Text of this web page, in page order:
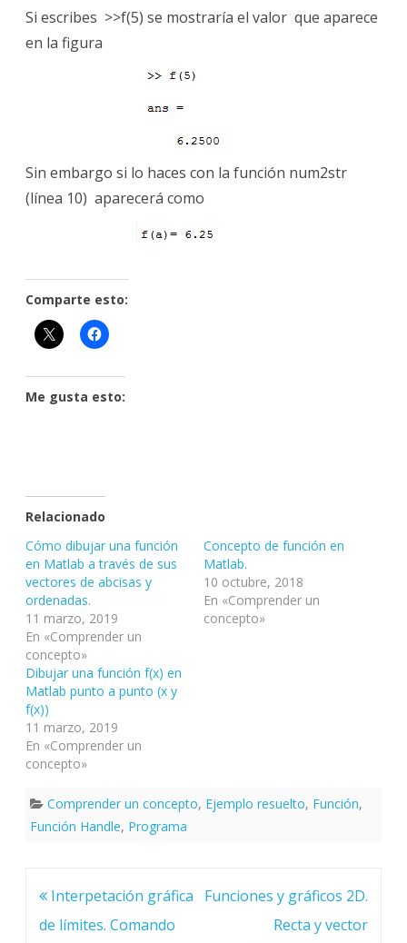
Si escribes >>f(5) se mostraría el valor que aparece
en la figura
Sin embargo si lo haces con la función num2str
(línea 10) aparecerá como
Comparte esto:
Me gusta esto:
Relacionado
Cómo dibujar una función
en Matlab a través de sus
vectores de abcisas y
ordenadas.
11 marzo, 2019
En «Comprender un
concepto»
Concepto de función en
Matlab.
10 octubre, 2018
En «Comprender un
concepto»
Dibujar una función f(x) en
Matlab punto a punto (x y
f(x))
11 marzo, 2019
En «Comprender un
concepto»
Comprender un concepto, Ejemplo resuelto, Función,
Función Handle, Programa
Navegación
de
entradas
Interpetación gráfica
de límites. Comando
Funciones y gráficos 2D.
Recta y vector